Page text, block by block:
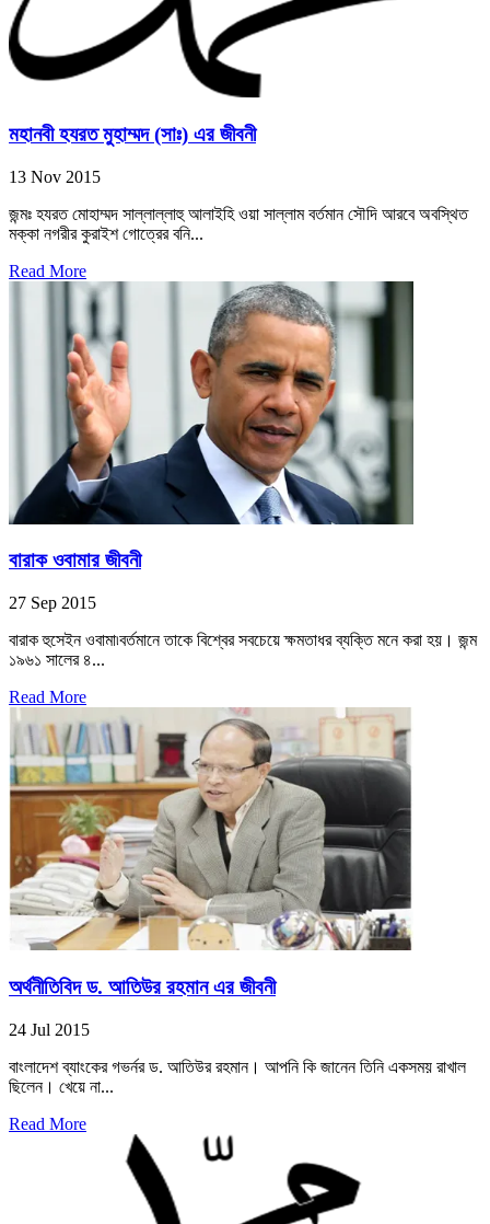
মহানবী হযরত মুহাম্মদ (সাঃ) এর জীবনী
13 Nov 2015
জন্মঃ হযরত মোহাম্মদ সাল্লাল্লাহু আলাইহি ওয়া সাল্লাম বর্তমান সৌদি আরবে অবস্থিত
মক্কা নগরীর কুরাইশ গোত্রের বনি...
Read More
বারাক ওবামার জীবনী
27 Sep 2015
বারাক হুসেইন ওবামা৷বর্তমানে তাকে বিশ্বের সবচেয়ে ক্ষমতাধর ব্যক্তি মনে করা হয়। জন্ম
১৯৬১ সালের ৪...
Read More
অর্থনীতিবিদ ড. আতিউর রহমান এর জীবনী
24 Jul 2015
বাংলাদেশ ব্যাংকের গভর্নর ড. আতিউর রহমান। আপনি কি জানেন তিনি একসময় রাখাল
ছিলেন। খেয়ে না...
Read More